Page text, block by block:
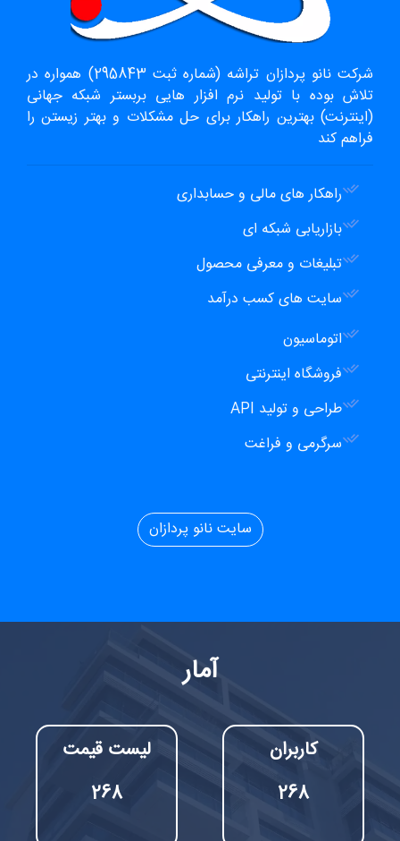
شرکت نانو پردازان تراشه (شماره ثبت 295843) همواره در
تلاش بوده با تولید نرم افزار هایی بربستر شبکه جهانی
(اینترنت) بهترین راهکار برای حل مشکلات و بهتر زیستن را
فراهم کند
راهکار های مالی و حسابداری
بازاریابی شبکه ای
تبلیغات و معرفی محصول
سایت های کسب درآمد
اتوماسیون
فروشگاه اینترنتی
طراحی و تولید API
سرگرمی و فراغت
سایت نانو پردازان
آمار
کاربران
322
لیست قیمت
322